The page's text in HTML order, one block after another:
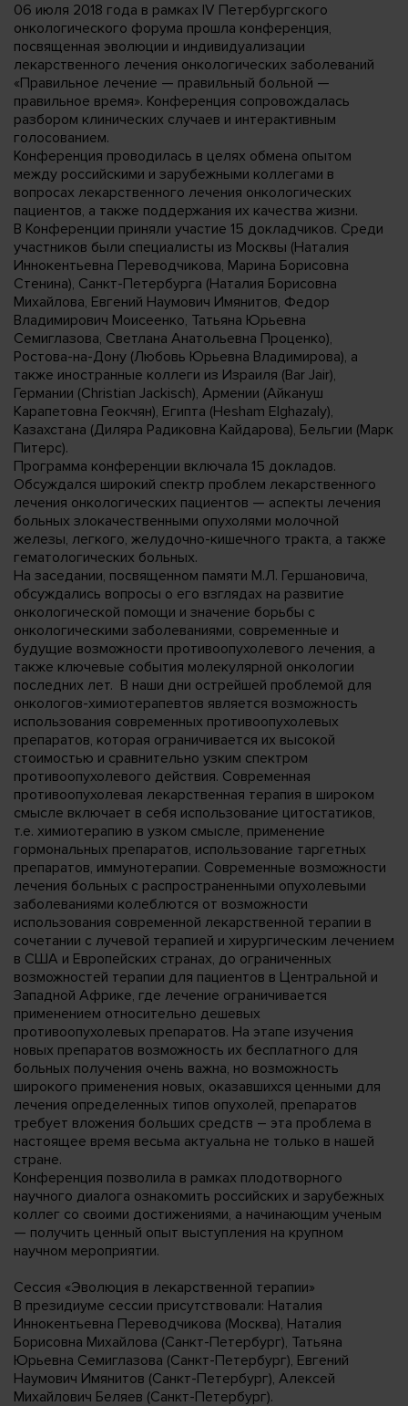
06 июля 2018 года в рамках IV Петербургского
онкологического форума прошла конференция,
посвященная эволюции и индивидуализации
лекарственного лечения онкологических заболеваний
«Правильное лечение — правильный больной —
правильное время». Конференция сопровождалась
разбором клинических случаев и интерактивным
голосованием.
Конференция проводилась в целях обмена опытом
между российскими и зарубежными коллегами в
вопросах лекарственного лечения онкологических
пациентов, а также поддержания их качества жизни.
В Конференции приняли участие 15 докладчиков. Среди
участников были специалисты из Москвы (Наталия
Иннокентьевна Переводчикова, Марина Борисовна
Стенина), Санкт-Петербурга (Наталия Борисовна
Михайлова, Евгений Наумович Имянитов, Федор
Владимирович Моисеенко, Татьяна Юрьевна
Семиглазова, Светлана Анатольевна Проценко),
Ростова-на-Дону (Любовь Юрьевна Владимирова), а
также иностранные коллеги из Израиля (Bar Jair),
Германии (Christian Jackisch), Армении (Айкануш
Карапетовна Геокчян), Египта (Hesham Elghazaly),
Казахстана (Диляра Радиковна Кайдарова), Бельгии (Марк
Питерс).
Программа конференции включала 15 докладов.
Обсуждался широкий спектр проблем лекарственного
лечения онкологических пациентов — аспекты лечения
больных злокачественными опухолями молочной
железы, легкого, желудочно-кишечного тракта, а также
гематологических больных.
На заседании, посвященном памяти М.Л. Гершановича,
обсуждались вопросы о его взглядах на развитие
онкологической помощи и значение борьбы с
онкологическими заболеваниями, современные и
будущие возможности противоопухолевого лечения, а
также ключевые события молекулярной онкологии
последних лет. В наши дни острейшей проблемой для
онкологов-химиотерапевтов является возможность
использования современных противоопухолевых
препаратов, которая ограничивается их высокой
стоимостью и сравнительно узким спектром
противоопухолевого действия. Современная
противоопухолевая лекарственная терапия в широком
смысле включает в себя использование цитостатиков,
т.е. химиотерапию в узком смысле, применение
гормональных препаратов, использование таргетных
препаратов, иммунотерапии. Современные возможности
лечения больных с распространенными опухолевыми
заболеваниями колеблются от возможности
использования современной лекарственной терапии в
сочетании с лучевой терапией и хирургическим лечением
в США и Европейских странах, до ограниченных
возможностей терапии для пациентов в Центральной и
Западной Африке, где лечение ограничивается
применением относительно дешевых
противоопухолевых препаратов. На этапе изучения
новых препаратов возможность их бесплатного для
больных получения очень важна, но возможность
широкого применения новых, оказавшихся ценными для
лечения определенных типов опухолей, препаратов
требует вложения больших средств – эта проблема в
настоящее время весьма актуальна не только в нашей
стране.
Конференция позволила в рамках плодотворного
научного диалога ознакомить российских и зарубежных
коллег со своими достижениями, а начинающим ученым
— получить ценный опыт выступления на крупном
научном мероприятии.
Сессия «Эволюция в лекарственной терапии»
В президиуме сессии присутствовали: Наталия
Иннокентьевна Переводчикова (Москва), Наталия
Борисовна Михайлова (Санкт-Петербург), Татьяна
Юрьевна Семиглазова (Санкт-Петербург), Евгений
Наумович Имянитов (Санкт-Петербург), Алексей
Михайлович Беляев (Санкт-Петербург).